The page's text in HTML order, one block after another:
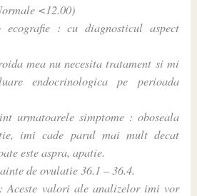
<12.00)
: cu diagnosticul aspect
mea nu necesita tratament si mi
endocrinologica pe perioada
urmatoarele simptome : oboseala
imi cade parul mai mult decat
este aspra, apatie.
de ovulatie 36.1 – 36.4.
Aceste valori ale analizelor imi vor